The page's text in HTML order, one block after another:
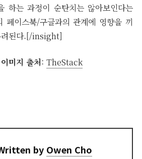
하는 과정이 순탄치는 않아보인다는
페이스북/구글과의 관계에 영향을 끼
려된다.[/insight]
이미지 출처: TheStack
by Owen Cho